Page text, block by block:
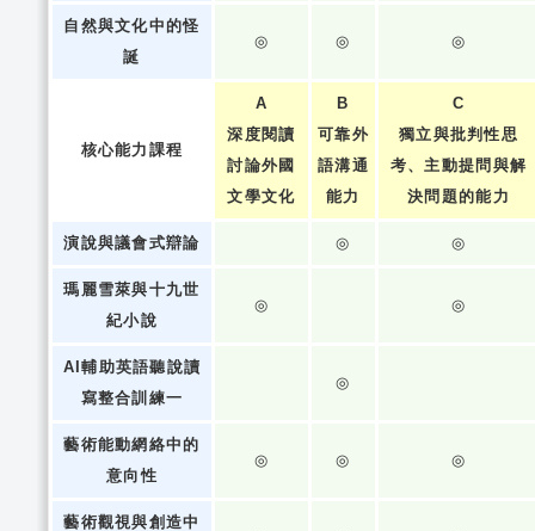
自然與文化中的怪
誕
◎ ◎ ◎
核心能力課程
A
深度閱讀
討論外國
文學文化
B
可靠外
語溝通
能力
C
獨立與批判性思
考、主動提問與解
決問題的能力
演說與議會式辯論 ◎ ◎
瑪麗雪萊與十九世
紀小說
◎ ◎
AI輔助英語聽說讀
寫整合訓練一
◎
藝術能動網絡中的
意向性
◎ ◎ ◎
藝術觀視與創造中